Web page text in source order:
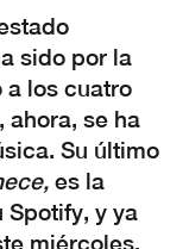
sido por la
a los cuatro
ahora, se ha
Su último
es la
Spotify, y ya
miércoles.